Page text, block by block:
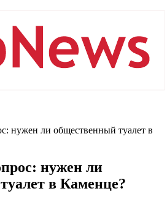
нужен ли общественный туалет в
нужен ли
в Каменце?